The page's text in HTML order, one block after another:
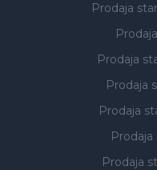
Prodaja
Prodaja
Prodaja
Prodaja
Prodaja
Prodaja